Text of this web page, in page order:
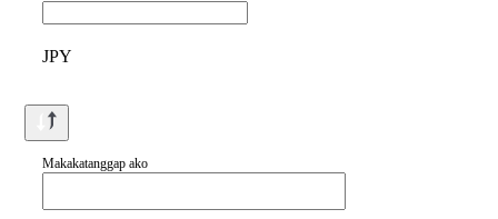
JPY
Makakatanggap ako